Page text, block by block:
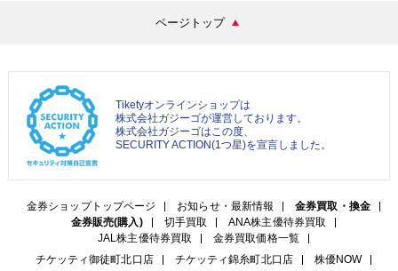
ページトップ
Tiketyオンラインショップは
株式会社ガジーゴが運営しております。
株式会社ガジーゴはこの度、
SECURITY ACTION(1つ星)を宣言しました。
金券ショップトップページ お知らせ・最新情報
金券買取・換金
金券販売(購入)
切手買取
ANA株主優待券買取
JAL株主優待券買取
金券買取価格一覧
チケッティ御徒町北口店
チケッティ錦糸町北口店
株優NOW